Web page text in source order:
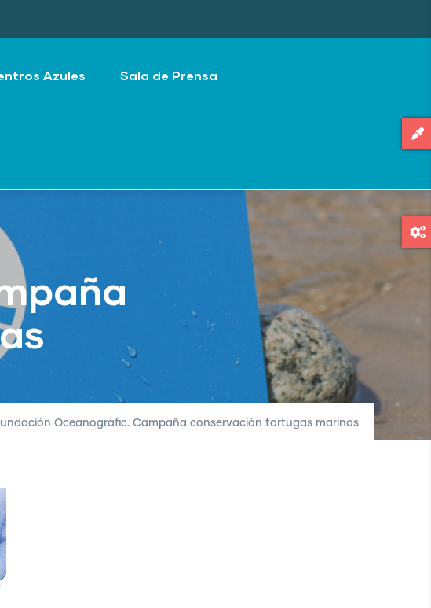
Azules Sala de Prensa
Oceanogràfic. Campaña conservación tortugas marinas